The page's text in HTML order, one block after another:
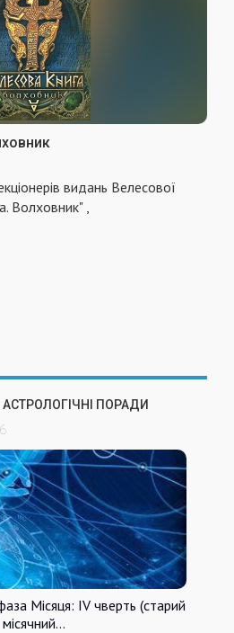
видань Велесової
Волховник" ,
ПОРАДИ
Місяця: IV чверть (старий